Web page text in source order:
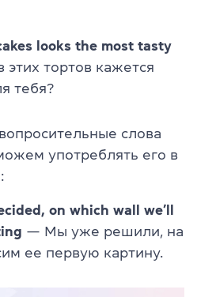
looks the most tasty
этих тортов кажется
тебя?
слова
употреблять его в
on which wall we’ll
— Мы уже решили, на
ее первую картину.